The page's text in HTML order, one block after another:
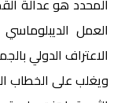
المحدد هو عدالة
العمل
الاعتراف الدولي
ويغلب على الخطاب